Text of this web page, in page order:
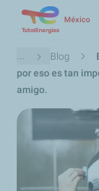
México
Ruta
de
navegación
... Blog
por eso es tan
amigo.